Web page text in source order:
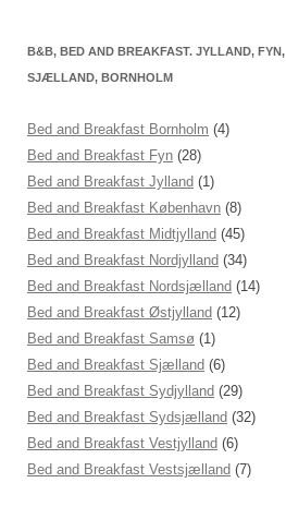
B&B, BED AND BREAKFAST. JYLLAND, FYN,
SJÆLLAND, BORNHOLM
Bed and Breakfast Bornholm (4)
Bed and Breakfast Fyn (28)
Bed and Breakfast Jylland (1)
Bed and Breakfast København (8)
Bed and Breakfast Midtjylland (45)
Bed and Breakfast Nordjylland (34)
Bed and Breakfast Nordsjælland (14)
Bed and Breakfast Østjylland (12)
Bed and Breakfast Samsø (1)
Bed and Breakfast Sjælland (6)
Bed and Breakfast Sydjylland (29)
Bed and Breakfast Sydsjælland (32)
Bed and Breakfast Vestjylland (6)
Bed and Breakfast Vestsjælland (7)